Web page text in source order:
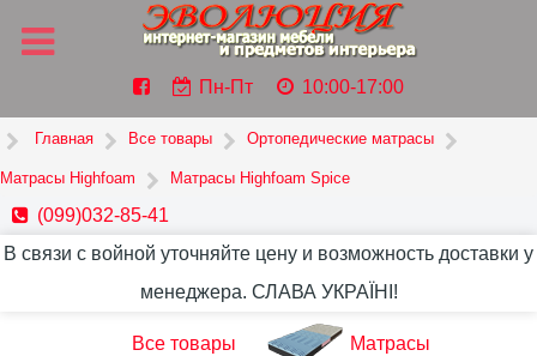
Пн-Пт 10:00-17:00
Главная Все товары Ортопедические матрасы
Матрасы Highfoam Матрасы Highfoam Spice
(099)032-85-41
В связи с войной уточняйте цену и возможность доставки у
менеджера. СЛАВА УКРАЇНІ!
Все товары Матрасы